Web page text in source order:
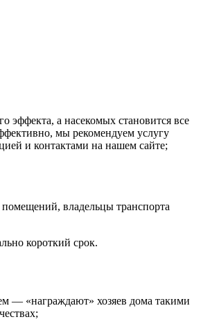
а насекомых становится все
мы рекомендуем услугу
и контактами на нашем сайте;
владельцы транспорта
короткий срок.
— «награждают» хозяев дома такими